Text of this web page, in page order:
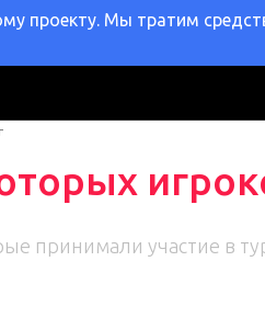
проекту. Мы тратим
принимали участие в